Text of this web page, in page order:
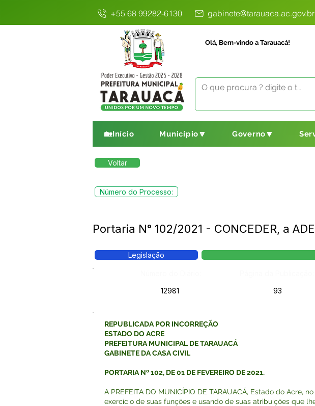
+55 68 99282-6130 gabinete@tarauaca.ac.gov.br
Olá, Bem-vindo a Tarauacá!
🏡Início Município🔽 Governo🔽
Voltar
Número do Processo:
Portaria N° 102/2021 - CONCEDER, a
Legislação
12981
93
REPUBLICADA POR INCORREÇÃO
ESTADO DO ACRE
PREFEITURA MUNICIPAL DE TARAUACÁ
GABINETE DA CASA CIVIL
PORTARIA Nº 102, DE 01 DE FEVEREIRO DE 2021.
A PREFEITA DO MUNICÍPIO DE TARAUACÁ, Estado do Acre, no
exercício de suas funções e usando de suas atribuições que